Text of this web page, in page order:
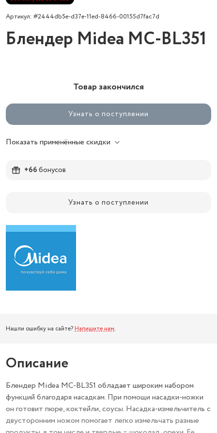
Артикул: #2444db5e-d37e-11ed-8466-00155d7fac7d
Блендер Midea MC-BL351
Товар закончился
Узнать о поступлении
Показать применённые скидки
+66бонусов
Узнать о поступлении
Нашли ошибку на сайте? Напишите нам.
Описание
Блендер Midea MC-BL351 обладает широким набором
функций благодаря насадкам. При помощи насадки-ножки
он готовит пюре, коктейли, соусы. Насадка-измельчитель с
двусторонним ножом помогает легко измельчать разные